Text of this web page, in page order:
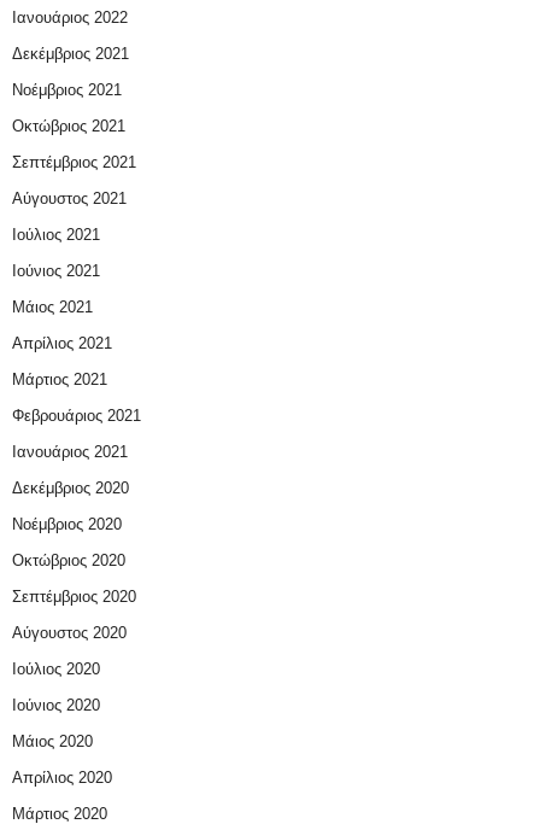
Ιανουάριος 2022
Δεκέμβριος 2021
Νοέμβριος 2021
Οκτώβριος 2021
Σεπτέμβριος 2021
Αύγουστος 2021
Ιούλιος 2021
Ιούνιος 2021
Μάιος 2021
Απρίλιος 2021
Μάρτιος 2021
Φεβρουάριος 2021
Ιανουάριος 2021
Δεκέμβριος 2020
Νοέμβριος 2020
Οκτώβριος 2020
Σεπτέμβριος 2020
Αύγουστος 2020
Ιούλιος 2020
Ιούνιος 2020
Μάιος 2020
Απρίλιος 2020
Μάρτιος 2020